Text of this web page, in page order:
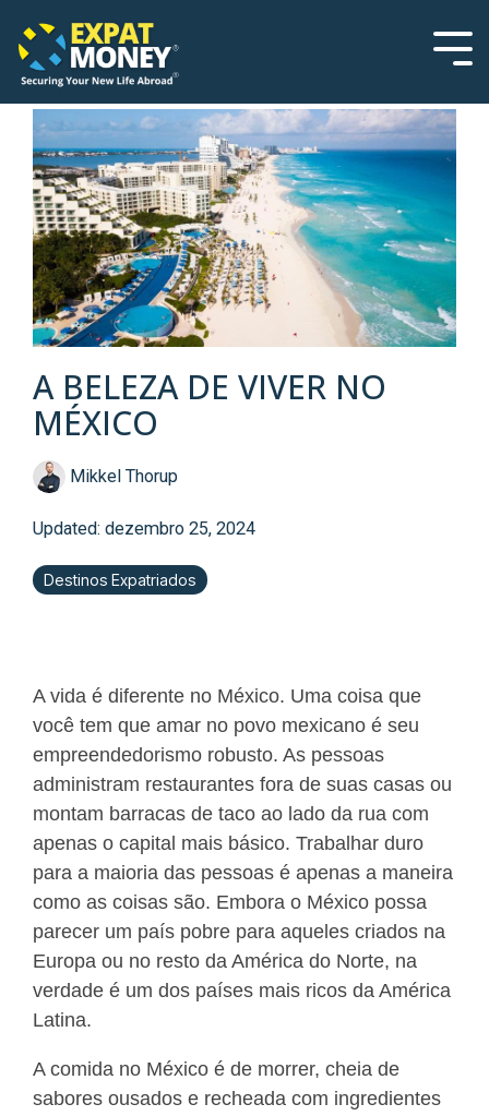
note:
This
website
accessibility
system.
the
main
A BELEZA DE VIVER NO
MÉXICO
Mikkel Thorup
Updated: dezembro 25, 2024
Destinos Expatriados
A vida é diferente no México. Uma coisa que
você tem que amar no povo mexicano é seu
empreendedorismo robusto. As pessoas
administram restaurantes fora de suas casas ou
montam barracas de taco ao lado da rua com
apenas o capital mais básico. Trabalhar duro
para a maioria das pessoas é apenas a maneira
como as coisas são. Embora o México possa
parecer um país pobre para aqueles criados na
Europa ou no resto da América do Norte, na
verdade é um dos países mais ricos da América
Latina.
A comida no México é de morrer, cheia de
sabores ousados e recheada com ingredientes